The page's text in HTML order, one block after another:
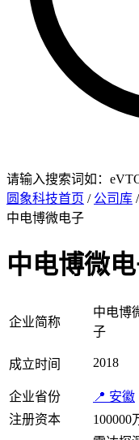
请输入搜索词如：
圆象科技首页 / 公司库
中电博微电子
中电博微
企业简称
中电博
子
成立时间 2018
企业省份
📍 安徽
注册资本
100000